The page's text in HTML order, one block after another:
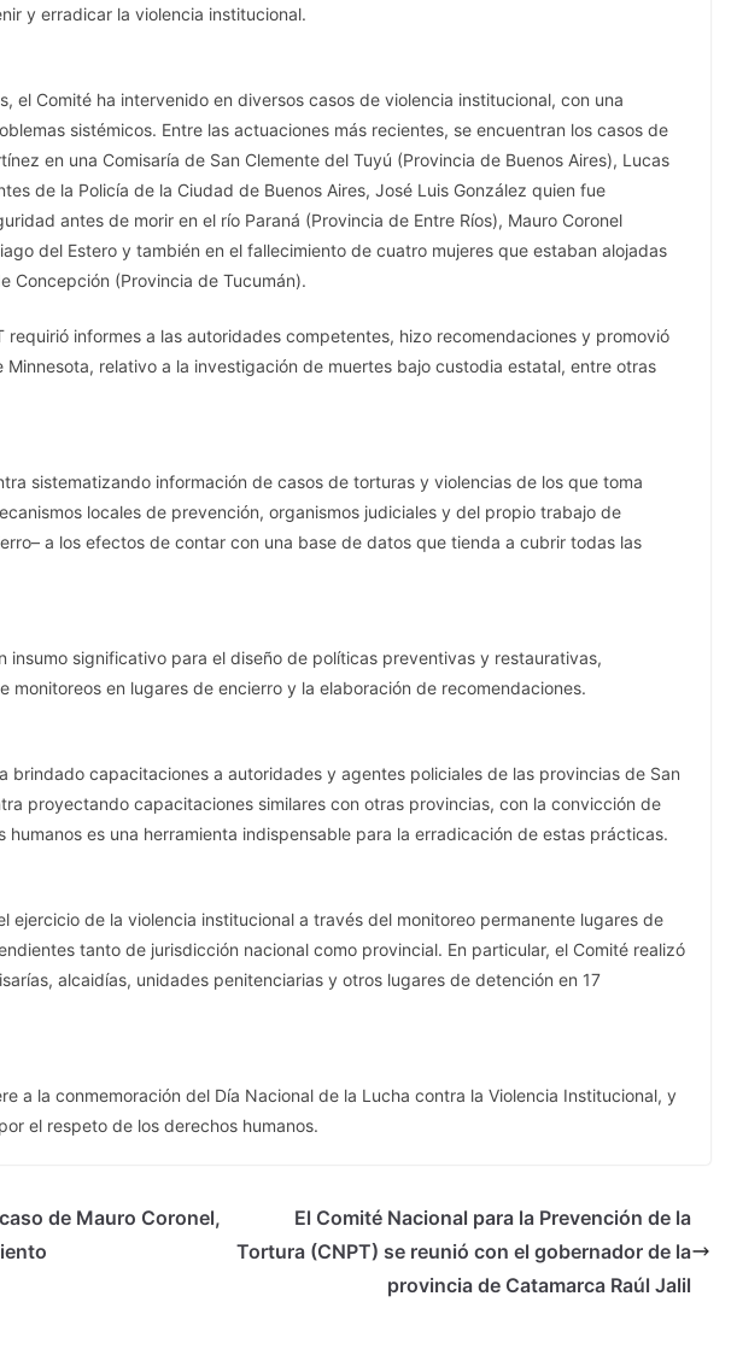
y erradicar la violencia institucional.
el Comité ha intervenido en diversos casos de violencia institucional, con una
sistémicos. Entre las actuaciones más recientes, se encuentran los casos de
en una Comisaría de San Clemente del Tuyú (Provincia de Buenos Aires), Lucas
de la Policía de la Ciudad de Buenos Aires, José Luis González quien fue
antes de morir en el río Paraná (Provincia de Entre Ríos), Mauro Coronel
del Estero y también en el fallecimiento de cuatro mujeres que estaban alojadas
Concepción (Provincia de Tucumán).
requirió informes a las autoridades competentes, hizo recomendaciones y promovió
Minnesota, relativo a la investigación de muertes bajo custodia estatal, entre otras
sistematizando información de casos de torturas y violencias de los que toma
locales de prevención, organismos judiciales y del propio trabajo de
a los efectos de contar con una base de datos que tienda a cubrir todas las
insumo significativo para el diseño de políticas preventivas y restaurativas,
monitoreos en lugares de encierro y la elaboración de recomendaciones.
brindado capacitaciones a autoridades y agentes policiales de las provincias de San
proyectando capacitaciones similares con otras provincias, con la convicción de
humanos es una herramienta indispensable para la erradicación de estas prácticas.
ejercicio de la violencia institucional a través del monitoreo permanente lugares de
tanto de jurisdicción nacional como provincial. En particular, el Comité realizó
alcaidías, unidades penitenciarias y otros lugares de detención en 17
a la conmemoración del Día Nacional de la Lucha contra la Violencia Institucional, y
el respeto de los derechos humanos.
de Mauro Coronel,
El Comité Nacional para la Prevención de la
Tortura (CNPT) se reunió con el gobernador de la
provincia de Catamarca Raúl Jalil